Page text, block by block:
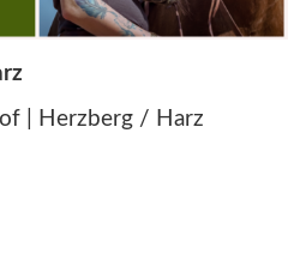
| Herzberg / Harz